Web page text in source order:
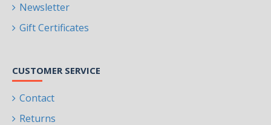
Newsletter
Gift Certificates
CUSTOMER SERVICE
Contact
Returns